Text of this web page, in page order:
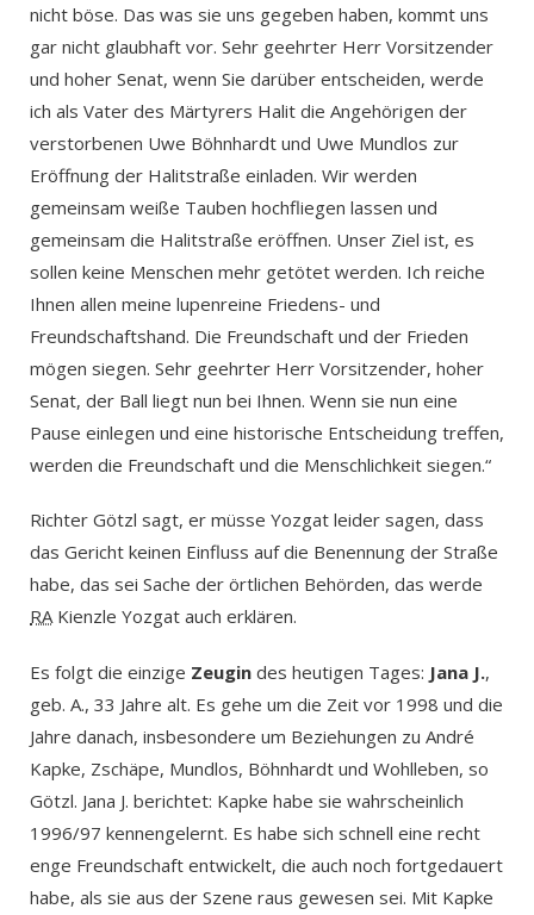
nicht böse. Das was sie uns gegeben haben, kommt uns
gar nicht glaubhaft vor. Sehr geehrter Herr Vorsitzender
und hoher Senat, wenn Sie darüber entscheiden, werde
ich als Vater des Märtyrers Halit die Angehörigen der
verstorbenen Uwe Böhnhardt und Uwe Mundlos zur
Eröffnung der Halitstraße einladen. Wir werden
gemeinsam weiße Tauben hochfliegen lassen und
gemeinsam die Halitstraße eröffnen. Unser Ziel ist, es
sollen keine Menschen mehr getötet werden. Ich reiche
Ihnen allen meine lupenreine Friedens- und
Freundschaftshand. Die Freundschaft und der Frieden
mögen siegen. Sehr geehrter Herr Vorsitzender, hoher
Senat, der Ball liegt nun bei Ihnen. Wenn sie nun eine
Pause einlegen und eine historische Entscheidung treffen,
werden die Freundschaft und die Menschlichkeit siegen.“
Richter Götzl sagt, er müsse Yozgat leider sagen, dass
das Gericht keinen Einfluss auf die Benennung der Straße
habe, das sei Sache der örtlichen Behörden, das werde
RAKienzle Yozgat auch erklären.
Es folgt die einzige Zeugin des heutigen Tages: Jana J.,
geb. A., 33 Jahre alt. Es gehe um die Zeit vor 1998 und die
Jahre danach, insbesondere um Beziehungen zu André
Kapke, Zschäpe, Mundlos, Böhnhardt und Wohlleben, so
Götzl. Jana J. berichtet: Kapke habe sie wahrscheinlich
1996/97 kennengelernt. Es habe sich schnell eine recht
enge Freundschaft entwickelt, die auch noch fortgedauert
habe, als sie aus der Szene raus gewesen sei. Mit Kapke